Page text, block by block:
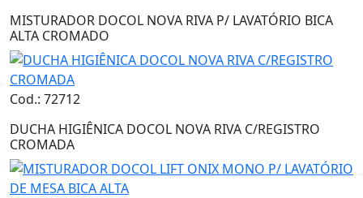
MISTURADOR DOCOL NOVA RIVA P/ LAVATÓRIO BICA
ALTA CROMADO
Cod.: 72712
DUCHA HIGIÊNICA DOCOL NOVA RIVA C/REGISTRO
CROMADA